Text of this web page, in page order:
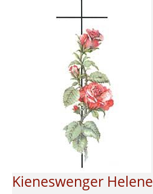
Kieneswenger Helene